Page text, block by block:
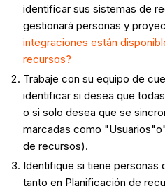
identificar sus sistemas de
gestionará personas y
integraciones están
recursos?
Trabaje con su equipo de
identificar si desea que
o si solo desea que se
marcadas como
de recursos).
Identifique si tiene personas
tanto en Planificación de